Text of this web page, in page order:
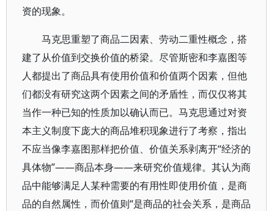
资的现象。
马克思重塑了商品二因素、劳动二重性概念，搭
建了从价值到交换价值的桥梁。尽管斯密和李嘉图等
人都提出了商品具有使用价值和价值两个因素，但他
们都没有研究这两个因素之间的矛盾性，而仅仅将其
当作一种已知的性质加以确认而已。马克思通过对资
本主义制度下庞大的商品堆积现象进行了考察，指出
不应当像李嘉图那样把价值、价值关系剥离开“经济的
具体物”——商品本身——来研究价值规律。其认为商
品中能够满足人某种需要的有用性即使用价值，是商
品的自然属性，而价值则“是商品的社会关系，是商品